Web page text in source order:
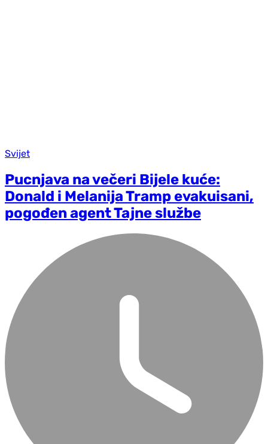
Svijet
Pucnjava na večeri Bijele kuće:
Donald i Melanija Tramp evakuisani,
pogođen agent Tajne službe